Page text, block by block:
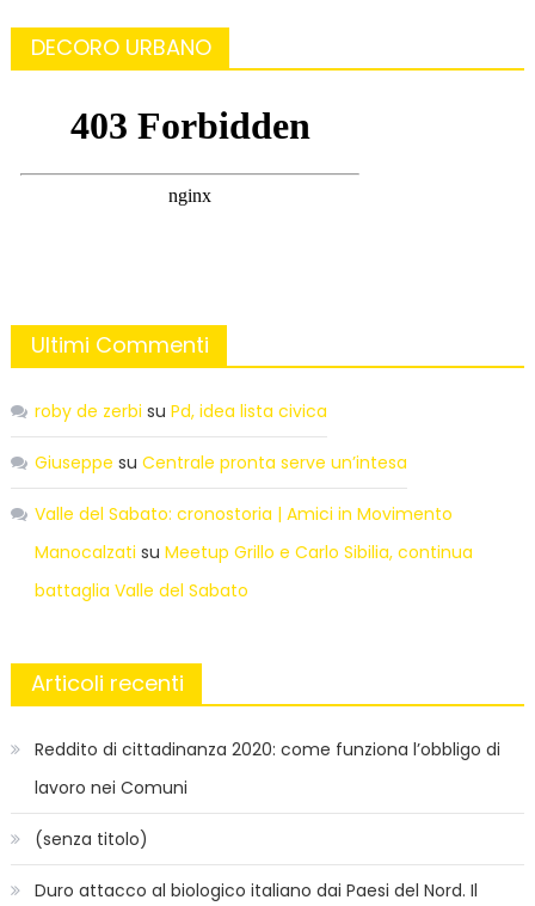
DECORO URBANO
Ultimi Commenti
roby de zerbi su Pd, idea lista civica
Giuseppe su Centrale pronta serve un’intesa
Valle del Sabato: cronostoria | Amici in Movimento
Manocalzati su Meetup Grillo e Carlo Sibilia, continua
battaglia Valle del Sabato
Articoli recenti
Reddito di cittadinanza 2020: come funziona l’obbligo di
lavoro nei Comuni
(senza titolo)
Duro attacco al biologico italiano dai Paesi del Nord. Il